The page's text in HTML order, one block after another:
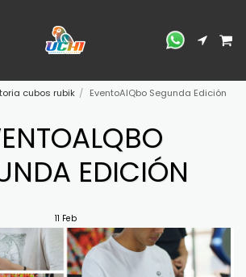
cubos rubik EventoAlQbo Segunda Edición
EDICIÓN
11 Feb